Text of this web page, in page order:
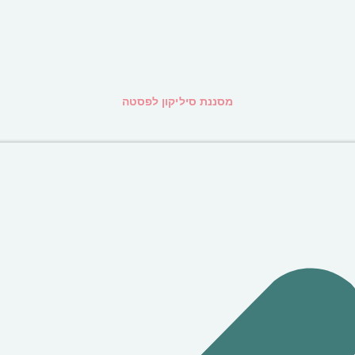
מסננת סיליקון לפסטה